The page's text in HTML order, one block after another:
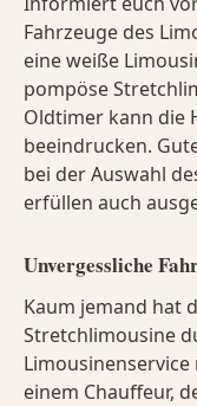
Fahrzeuge des
eine weiße
pompöse
Oldtimer kann die
beeindrucken.
bei der Auswahl
erfüllen auch
Unvergessliche
Kaum jemand hat
Stretchlimousine
einem Chauffeur,